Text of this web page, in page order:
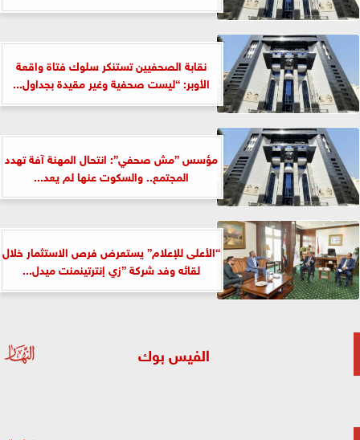
نقابة الصحفيين تستنكر سلوك فتاة واقعة
الأوبر: “ليست صحفية وغير مقيدة بجداول...
مؤسس ”مش صحفي”: انتحال المهنة آفة تهدد
المجتمع.. والسكوت عنها لم يعد...
“الأعلى للإعلام” يستعرض فرص الاستثمار خلال
لقائه وفد شركة ”زي إنترتينمنت ميدل...
الفيس بوك